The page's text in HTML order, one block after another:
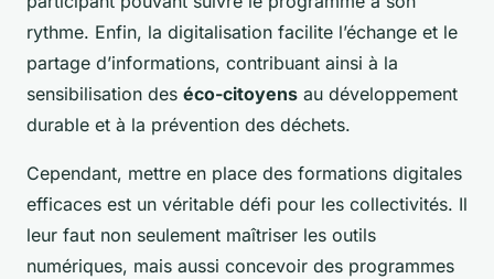
rythme. Enfin, la digitalisation facilite l’échange et le
partage d’informations, contribuant ainsi à la
sensibilisation des éco-citoyens au développement
durable et à la prévention des déchets.
Cependant, mettre en place des formations digitales
efficaces est un véritable défi pour les collectivités. Il
leur faut non seulement maîtriser les outils
numériques, mais aussi concevoir des programmes